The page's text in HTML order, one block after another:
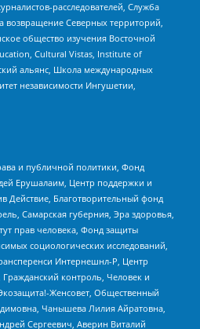
расследователей, Служба
возвращение Северных территорий,
общество изучения Восточной
Cultural Vistas, Institute of
альянс, Школа международных
независимости Ингушетии,
и публичной политики, Фонд
Ерушалаим, Центр поддержки и
Действие, Благотворительный фонд
Самарская губерния, Эра здоровья,
прав человека, Фонд защиты
социологических исследований,
Интернешнл-Р, Центр
контроль, Человек и
Женсовет, Общественный
Чанышева Лилия Айратовна,
Сергеевич, Аверин Виталий